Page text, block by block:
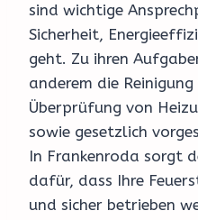
sind wichtige
Sicherheit,
geht. Zu ihren
anderem die
Überprüfung von
sowie gesetzlich
In Frankenroda sorgt
dafür, dass Ihre
und sicher betrieben